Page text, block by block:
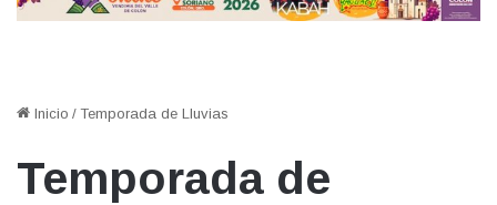
Inicio / Temporada de Lluvias
Temporada de